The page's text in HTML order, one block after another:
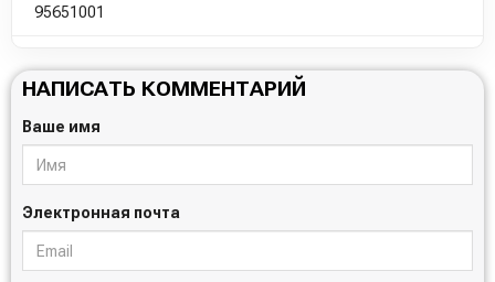
95651001
НАПИСАТЬ КОММЕНТАРИЙ
Ваше имя
Электронная почта